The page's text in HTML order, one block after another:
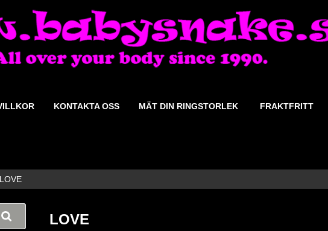
KONTAKTA OSS MÄT DIN RINGSTORLEK FRAKTFRITT
LOVE
LOVE